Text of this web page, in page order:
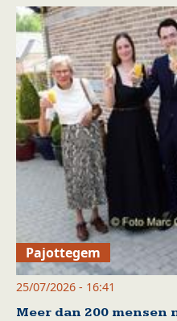
Pajottegem
25/07/2026 - 16:41
Meer dan 200 mensen